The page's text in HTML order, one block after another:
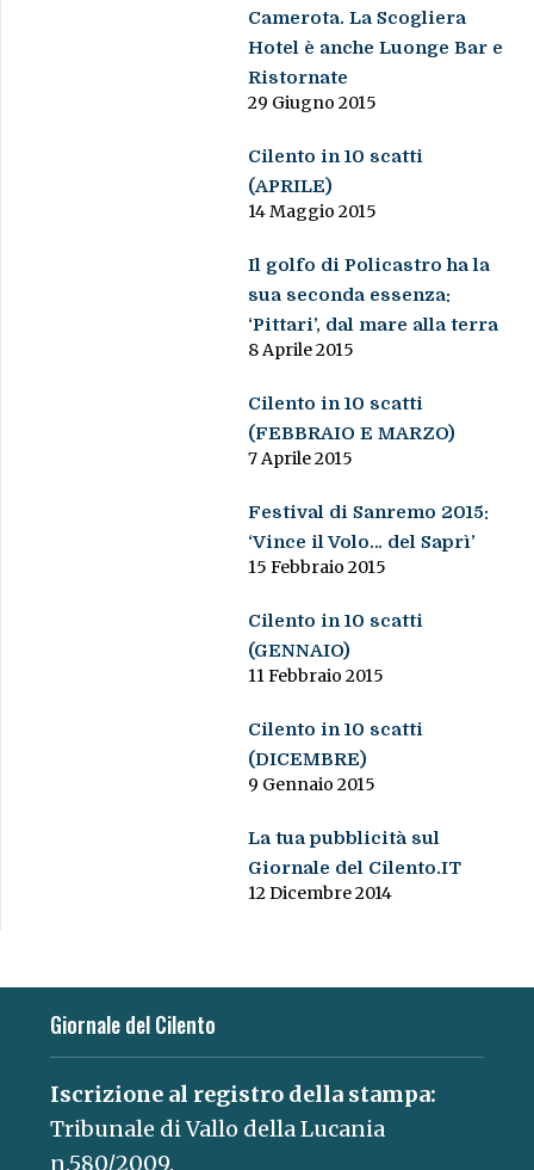
Camerota. La Scogliera
Hotel è anche Luonge Bar e
Ristornate
29 Giugno 2015
Cilento in 10 scatti
(APRILE)
14 Maggio 2015
Il golfo di Policastro ha la
sua seconda essenza:
‘Pittari’, dal mare alla terra
8 Aprile 2015
Cilento in 10 scatti
(FEBBRAIO E MARZO)
7 Aprile 2015
Festival di Sanremo 2015:
‘Vince il Volo… del Saprì’
15 Febbraio 2015
Cilento in 10 scatti
(GENNAIO)
11 Febbraio 2015
Cilento in 10 scatti
(DICEMBRE)
9 Gennaio 2015
La tua pubblicità sul
Giornale del Cilento.IT
12 Dicembre 2014
Giornale del Cilento
Iscrizione al registro della stampa:
Tribunale di Vallo della Lucania
n.580/2009.